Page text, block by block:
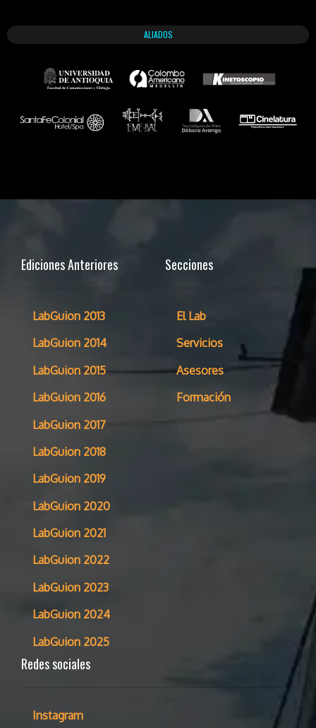
ALIADOS
Ediciones Anteriores
LabGuion 2013
LabGuion 2014
LabGuion 2015
LabGuion 2016
LabGuion 2017
LabGuion 2018
LabGuion 2019
LabGuion 2020
LabGuion 2021
LabGuion 2022
LabGuion 2023
LabGuion 2024
LabGuion 2025
Secciones
El Lab
Servicios
Asesores
Formación
Redes sociales
Instagram